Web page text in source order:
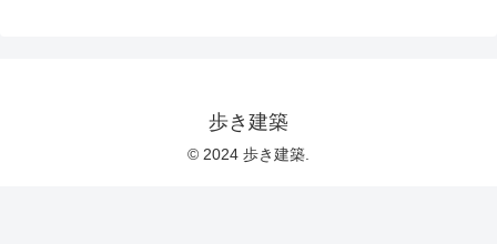
歩き建築
© 2024 歩き建築.